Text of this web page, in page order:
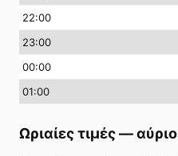
22:00
23:00
00:00
01:00
Ωριαίες τιμές — αύριο